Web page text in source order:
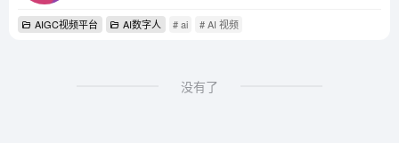
AIGC视频平台 AI数字人 # ai # AI 视频
没有了